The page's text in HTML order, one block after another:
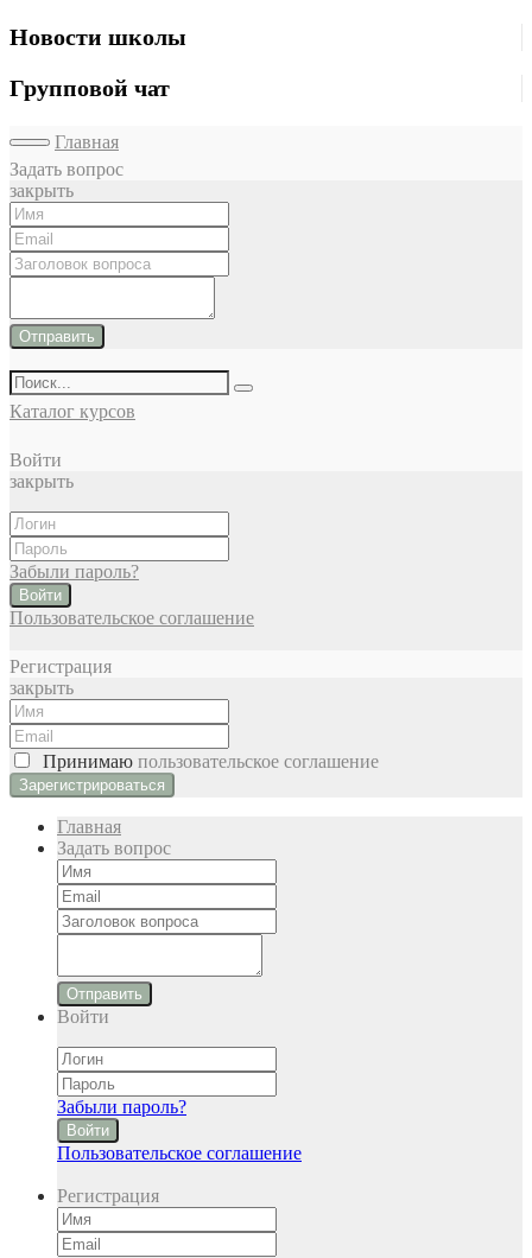
Новости школы
Групповой чат
Главная
Задать вопрос
закрыть
Отправить
Каталог курсов
Войти
закрыть
Забыли пароль?
Войти
Пользовательское соглашение
Регистрация
закрыть
Принимаю пользовательское соглашение
Главная
Задать вопрос
Отправить
Войти
Забыли пароль?
Войти
Пользовательское соглашение
Регистрация